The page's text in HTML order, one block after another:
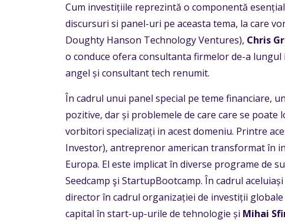
Cum investițiile reprezintă o componentă
discursuri si panel-uri pe aceasta tema, la care
Doughty Hanson Technology Ventures), Chris
o conduce ofera consultanta firmelor de-a lungul
angel și consultant tech renumit.
În cadrul unui panel special pe teme financiare,
pozitive, dar și problemele de care care se
vorbitori specializați in acest domeniu. Printre
Investor), antreprenor american transformat în
Europa. El este implicat în diverse programe de
Seedcamp şi StartupBootcamp. În cadrul
director în cadrul organizației de investiții
capital în start-up-urile de tehnologie și Mihai